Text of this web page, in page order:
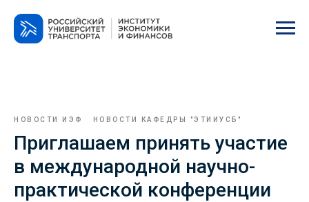
НОВОСТИ ИЭФ НОВОСТИ КАФЕДРЫ "ЭТИИУСБ"
Приглашаем принять участие
в международной научно-
практической конференции